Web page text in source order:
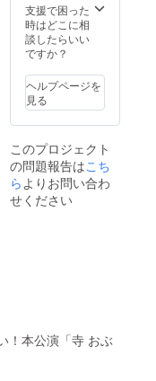
支援で困った
時はどこに相
談したらいい
ですか？
ヘルプページを
見る
このプロジェクト
の問題報告はこち
ら よりお問い合わ
せください
！本公演「寺 おぶ